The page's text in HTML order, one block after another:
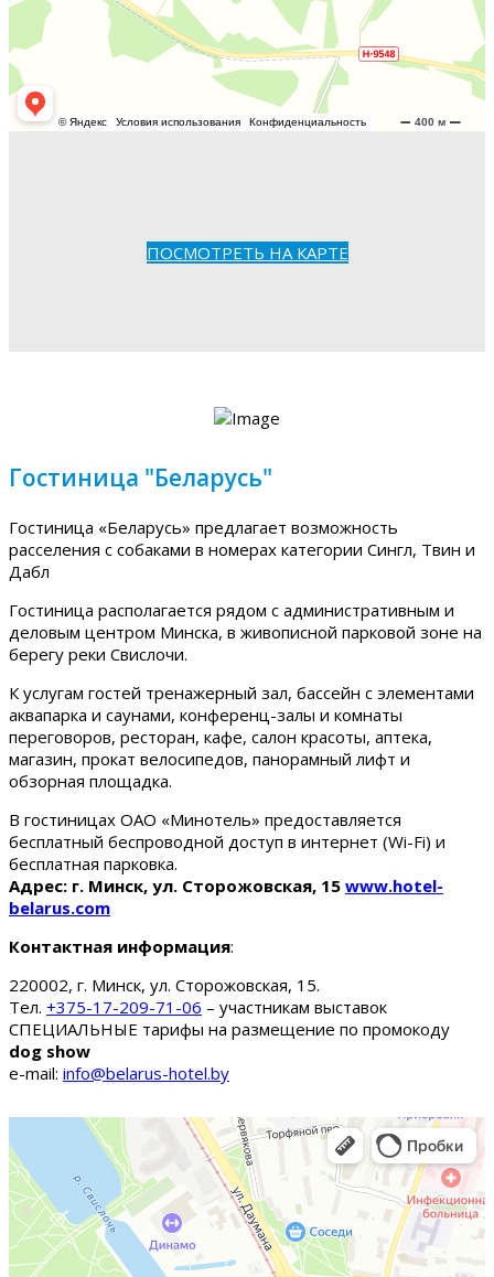
ПОСМОТРЕТЬ НА КАРТЕ
Гостиница "Беларусь"
Гостиница «Беларусь» предлагает возможность
расселения с собаками в номерах категории Сингл, Твин и
Дабл
Гостиница располагается рядом с административным и
деловым центром Минска, в живописной парковой зоне на
берегу реки Свислочи.
К услугам гостей тренажерный зал, бассейн с элементами
аквапарка и саунами, конференц-залы и комнаты
переговоров, ресторан, кафе, салон красоты, аптека,
магазин, прокат велосипедов, панорамный лифт и
обзорная площадка.
В гостиницах ОАО «Минотель» предоставляется
бесплатный беспроводной доступ в интернет (Wi-Fi) и
бесплатная парковка.
Адрес: г. Минск, ул. Сторожовская, 15 www.hotel-
belarus.com
Контактная информация:
220002, г. Минск, ул. Сторожовская, 15.
Тел. +375-17-209-71-06 – участникам выставок
СПЕЦИАЛЬНЫЕ тарифы на размещение по промокоду
dog show
e-mail: info@belarus-hotel.by